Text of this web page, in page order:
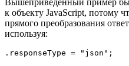
Вышеприведённый пример
к объекту JavaScript, потому
прямого преобразования
используя:
.responseType = "json" ;